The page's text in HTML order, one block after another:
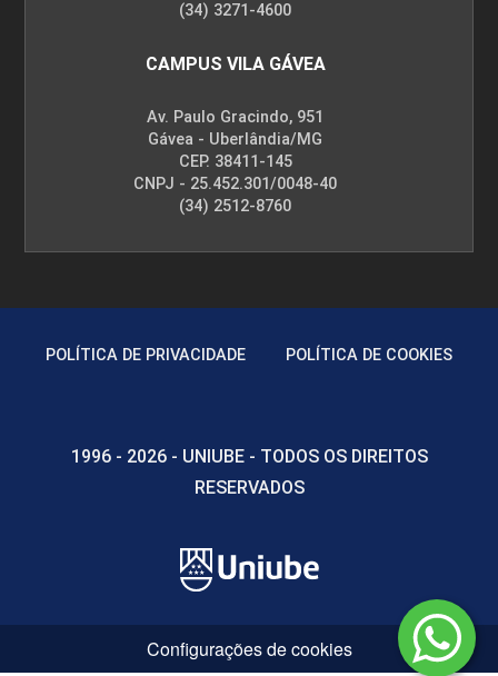
(34) 3271-4600
CAMPUS VILA GÁVEA
Av. Paulo Gracindo, 951
Gávea - Uberlândia/MG
CEP. 38411-145
CNPJ - 25.452.301/0048-40
(34) 2512-8760
POLÍTICA DE PRIVACIDADE POLÍTICA DE COOKIES
1996 - 2026 - UNIUBE - TODOS OS DIREITOS
RESERVADOS
Configurações de cookies